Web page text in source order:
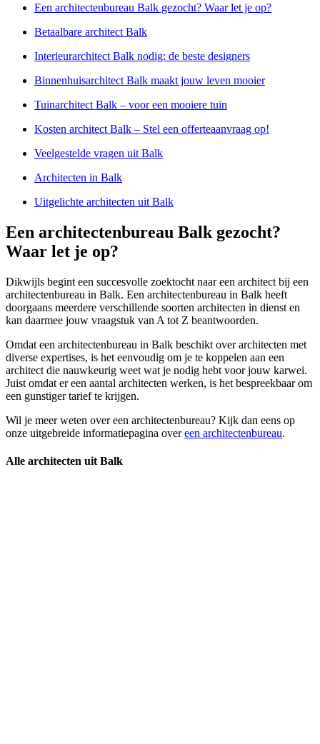
Een architectenbureau Balk gezocht? Waar let je op?
Betaalbare architect Balk
Interieurarchitect Balk nodig: de beste designers
Binnenhuisarchitect Balk maakt jouw leven mooier
Tuinarchitect Balk – voor een mooiere tuin
Kosten architect Balk – Stel een offerteaanvraag op!
Veelgestelde vragen uit Balk
Architecten in Balk
Uitgelichte architecten uit Balk
Een architectenbureau Balk gezocht?
Waar let je op?
Dikwijls begint een succesvolle zoektocht naar een architect bij een
architectenbureau in Balk. Een architectenbureau in Balk heeft
doorgaans meerdere verschillende soorten architecten in dienst en
kan daarmee jouw vraagstuk van A tot Z beantwoorden.
Omdat een architectenbureau in Balk beschikt over architecten met
diverse expertises, is het eenvoudig om je te koppelen aan een
architect die nauwkeurig weet wat je nodig hebt voor jouw karwei.
Juist omdat er een aantal architecten werken, is het bespreekbaar om
een gunstiger tarief te krijgen.
Wil je meer weten over een architectenbureau? Kijk dan eens op
onze uitgebreide informatiepagina overeen architectenbureau.
Alle architecten uit Balk